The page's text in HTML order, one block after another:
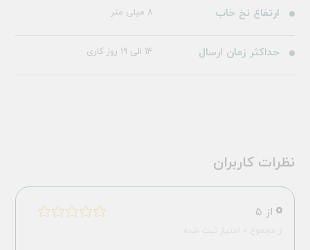
ارتفاع نخ خاب 8 میلی متر
حداکثر زمان ارسال 14 الی 19 روز کاری
نظرات کاربران
0 از 5